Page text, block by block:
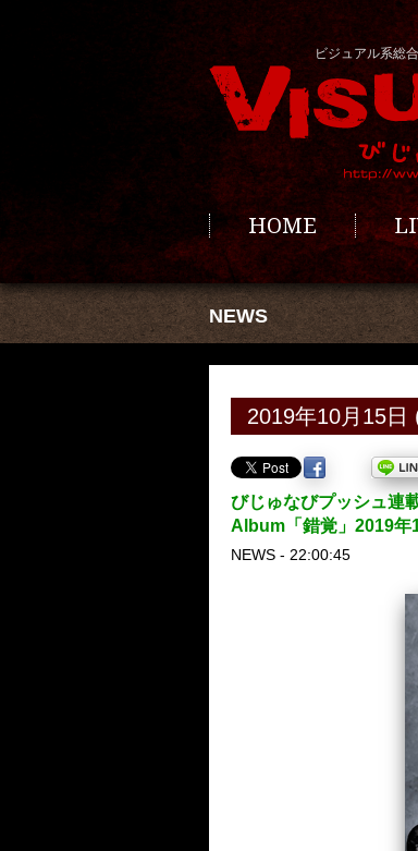
ビジュアル系総
HOME
NEWS
2019年10月15日
びじゅなびプッシュ
Album「錯覚」2019年
NEWS - 22:00:45